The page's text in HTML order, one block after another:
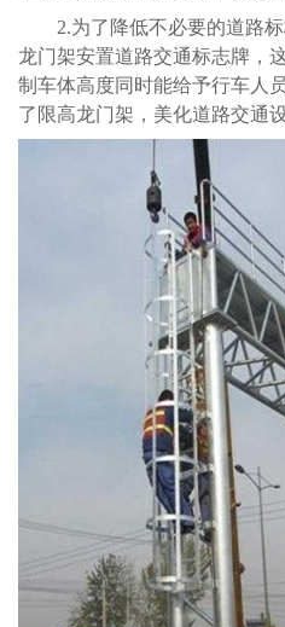
2.为了降低不必要的道路
龙门架安置道路交通标志牌，
制车体高度同时能给予行车人
了限高龙门架，美化道路交通设